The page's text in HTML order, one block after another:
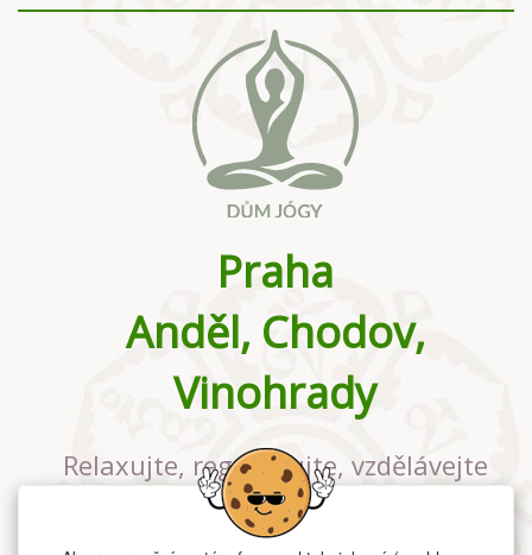
Praha
Anděl, Chodov,
Vinohrady
Relaxujte, regenerujte, vzdělávejte
se v největším jógovém studiu v
Praze